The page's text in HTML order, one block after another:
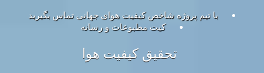
با تیم پروژه شاخص کیفیت هوای جهانی تماس بگیرید
کیت مطبوعات و رسانه
تحقیق کیفیت هوا